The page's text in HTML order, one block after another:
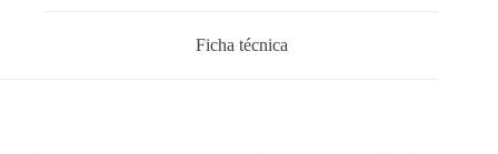
Ficha técnica